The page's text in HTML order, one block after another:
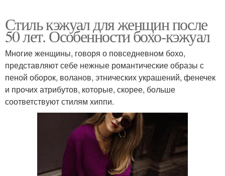
Стиль кэжуал для женщин после
50 лет. Особенности бохо-кэжуал
Многие женщины, говоря о повседневном бохо,
представляют себе нежные романтические образы с
пеной оборок, воланов, этнических украшений, фенечек
и прочих атрибутов, которые, скорее, больше
соответствуют стилям хиппи.